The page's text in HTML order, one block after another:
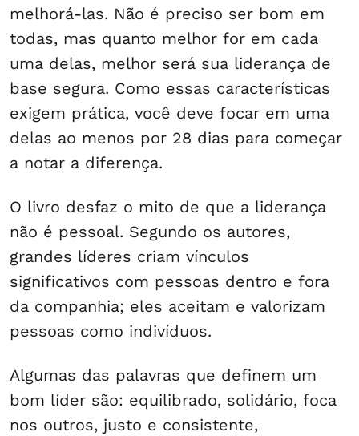
melhorá-las. Não é preciso ser bom em
todas, mas quanto melhor for em cada
uma delas, melhor será sua liderança de
base segura. Como essas características
exigem prática, você deve focar em uma
delas ao menos por 28 dias para começar
a notar a diferença.
O livro desfaz o mito de que a liderança
não é pessoal. Segundo os autores,
grandes líderes criam vínculos
significativos com pessoas dentro e fora
da companhia; eles aceitam e valorizam
pessoas como indivíduos.
Algumas das palavras que definem um
bom líder são: equilibrado, solidário, foca
nos outros, justo e consistente,